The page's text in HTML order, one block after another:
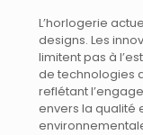
L’horlogerie
designs. Les
limitent pas à
de technologies
reflétant
envers la qualité